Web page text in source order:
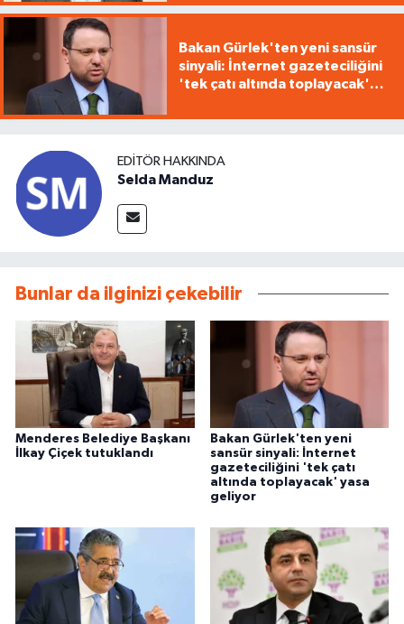
Bakan Gürlek'ten yeni sansür
sinyali: İnternet gazeteciliğini
'tek çatı altında toplayacak'
EDITÖR HAKKINDA
Selda Manduz
Bunlar da ilginizi çekebilir
Menderes Belediye Başkanı
İlkay Çiçek tutuklandı
Bakan Gürlek'ten yeni
sansür sinyali: İnternet
gazeteciliğini 'tek çatı
altında toplayacak' yasa
geliyor